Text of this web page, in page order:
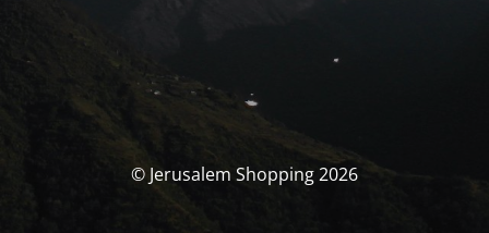
© Jerusalem Shopping 2026